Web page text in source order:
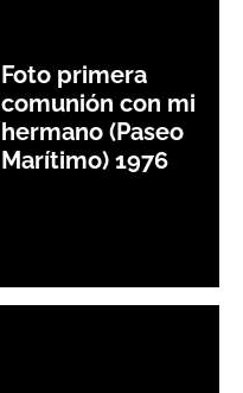
Foto primera
comunión con mi
hermano (Paseo
Marítimo) 1976